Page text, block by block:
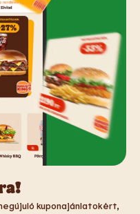
kuponajánlatokért,